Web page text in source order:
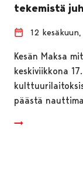
tekemistä
12
Kesän Maksa
keskiviikkona
päästä